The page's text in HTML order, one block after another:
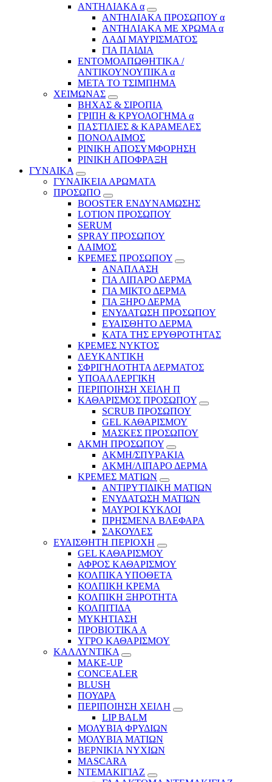
ΑΝΤΗΛΙΑΚΑ α
ΑΝΤΗΛΙΑΚΑ ΠΡΟΣΩΠΟΥ α
ΑΝΤΗΛΙΑΚΑ ΜΕ ΧΡΩΜΑ α
ΛΑΔΙ ΜΑΥΡΙΣΜΑΤΟΣ
ΓΙΑ ΠΑΙΔΙΑ
ΕΝΤΟΜΟΑΠΩΘΗΤΙΚΑ /
ΑΝΤΙΚΟΥΝΟΥΠΙΚΑ α
ΜΕΤΑ ΤΟ ΤΣΙΜΠΗΜΑ
ΧΕΙΜΩΝΑΣ
ΒΗΧΑΣ & ΣΙΡΟΠΙΑ
ΓΡΙΠΗ & ΚΡΥΟΛΟΓΗΜΑ α
ΠΑΣΤΙΛΙΕΣ & ΚΑΡΑΜΕΛΕΣ
ΠΟΝΟΛΑΙΜΟΣ
ΡΙΝΙΚΗ ΑΠΟΣΥΜΦΟΡΗΣΗ
ΡΙΝΙΚΗ ΑΠΟΦΡΑΞΗ
ΓΥΝΑΙΚΑ
ΓΥΝΑΙΚΕΙΑ ΑΡΩΜΑΤΑ
ΠΡΟΣΩΠΟ
BOOSTER ΕΝΔΥΝΑΜΩΣΗΣ
LOTION ΠΡΟΣΩΠΟΥ
SERUM
SPRAY ΠΡΟΣΩΠΟΥ
ΛΑΙΜΟΣ
ΚΡΕΜΕΣ ΠΡΟΣΩΠΟΥ
ΑΝΑΠΛΑΣΗ
ΓΙΑ ΛΙΠΑΡΟ ΔΕΡΜΑ
ΓΙΑ ΜΙΚΤΟ ΔΕΡΜΑ
ΓΙΑ ΞΗΡΟ ΔΕΡΜΑ
ΕΝΥΔΑΤΩΣΗ ΠΡΟΣΩΠΟΥ
ΕΥΑΙΣΘΗΤΟ ΔΕΡΜΑ
ΚΑΤΑ ΤΗΣ ΕΡΥΘΡΟΤΗΤΑΣ
ΚΡΕΜΕΣ ΝΥΚΤΟΣ
ΛΕΥΚΑΝΤΙΚΗ
ΣΦΡΙΓΗΛΟΤΗΤΑ ΔΕΡΜΑΤΟΣ
ΥΠΟΑΛΛΕΡΓΙΚΗ
ΠΕΡΙΠΟΙΗΣΗ ΧΕΙΛΗ Π
ΚΑΘΑΡΙΣΜΟΣ ΠΡΟΣΩΠΟΥ
SCRUB ΠΡΟΣΩΠΟΥ
GEL ΚΑΘΑΡΙΣΜΟΥ
ΜΑΣΚΕΣ ΠΡΟΣΩΠΟΥ
ΑΚΜΗ ΠΡΟΣΩΠΟΥ
ΑΚΜΗ/ΣΠΥΡΑΚΙΑ
ΑΚΜΗ/ΛΙΠΑΡΟ ΔΕΡΜΑ
ΚΡΕΜΕΣ ΜΑΤΙΩΝ
ΑΝΤΙΡΥΤΙΔΙΚΗ ΜΑΤΙΩΝ
ΕΝΥΔΑΤΩΣΗ ΜΑΤΙΩΝ
ΜΑΥΡΟΙ ΚΥΚΛΟΙ
ΠΡΗΣΜΕΝΑ ΒΛΕΦΑΡΑ
ΣΑΚΟΥΛΕΣ
ΕΥΑΙΣΘΗΤΗ ΠΕΡΙΟΧΗ
GEL ΚΑΘΑΡΙΣΜΟΥ
ΑΦΡΟΣ ΚΑΘΑΡΙΣΜΟΥ
ΚΟΛΠΙΚΑ ΥΠΟΘΕΤΑ
ΚΟΛΠΙΚΗ ΚΡΕΜΑ
ΚΟΛΠΙΚΗ ΞΗΡΟΤΗΤΑ
ΚΟΛΠΙΤΙΔΑ
ΜΥΚΗΤΙΑΣΗ
ΠΡΟΒΙΟΤΙΚΑ Α
ΥΓΡΟ ΚΑΘΑΡΙΣΜΟΥ
ΚΑΛΛΥΝΤΙΚΑ
MAKE-UP
CONCEALER
BLUSH
ΠΟΥΔΡΑ
ΠΕΡΙΠΟΙΗΣΗ ΧΕΙΛΗ
LIP BALM
ΜΟΛΥΒΙΑ ΦΡΥΔΙΩΝ
ΜΟΛΥΒΙΑ ΜΑΤΙΩΝ
ΒΕΡΝΙΚΙΑ ΝΥΧΙΩΝ
MASCARA
ΝΤΕΜΑΚΙΓΙΑΖ